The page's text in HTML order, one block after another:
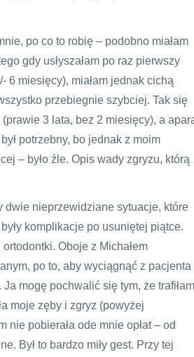
po co to robię – podobno miałam
gdy usłyszałam po raz pierwszy
6 miesięcy), miałam jednak cichą
przebiegnie szybciej. Tak się
(prawie 3 lata, bez 2 miesięcy), a
potrzebny, bo jednak z moim
– było źle. Opis wady zgryzu, którą
dwie nieprzewidziane sytuacje, które
komplikacje po usuniętej piątce.
Oboje z Michałem
po to, aby wyciągnąć z pacjenta
mogę pochwalić się tym, że trafiłam
moje zęby i zgryz (powyżej
pobierała ode mnie opłat – od
Był to bardzo miły gest. Przy tej